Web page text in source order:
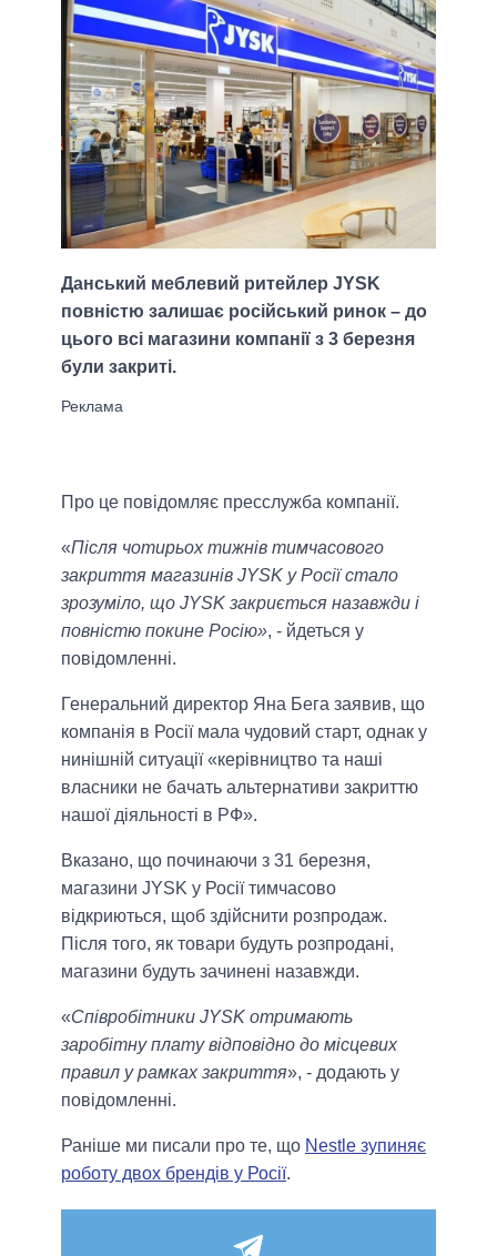
Данський меблевий ритейлер JYSK
повністю залишає російський ринок – до
цього всі магазини компанії з 3 березня
були закриті.
Про це повідомляє пресслужба компанії.
«Після чотирьох тижнів тимчасового
закриття магазинів JYSK у Росії стало
зрозуміло, що JYSK закриється назавжди і
повністю покине Росію», - йдеться у
повідомленні.
Генеральний директор Яна Бега заявив, що
компанія в Росії мала чудовий старт, однак у
нинішній ситуації «керівництво та наші
власники не бачать альтернативи закриттю
нашої діяльності в РФ».
Вказано, що починаючи з 31 березня,
магазини JYSK у Росії тимчасово
відкриються, щоб здійснити розпродаж.
Після того, як товари будуть розпродані,
магазини будуть зачинені назавжди.
«Співробітники JYSK отримають
заробітну плату відповідно до місцевих
правил у рамках закриття», - додають у
повідомленні.
Раніше ми писали про те, що Nestle зупиняє
роботу двох брендів у Росії.